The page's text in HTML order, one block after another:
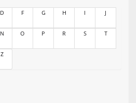
D F G H I J
N O P R S T
Z